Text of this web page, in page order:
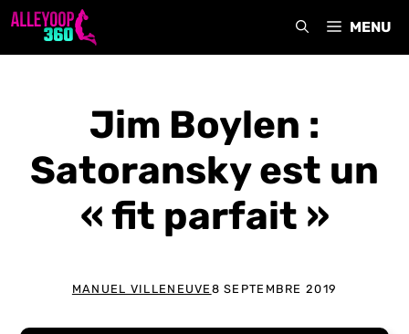
Aller
MENU
Jim Boylen :
Satoransky est un
« fit parfait »
MANUEL VILLENEUVE 8 SEPTEMBRE 2019